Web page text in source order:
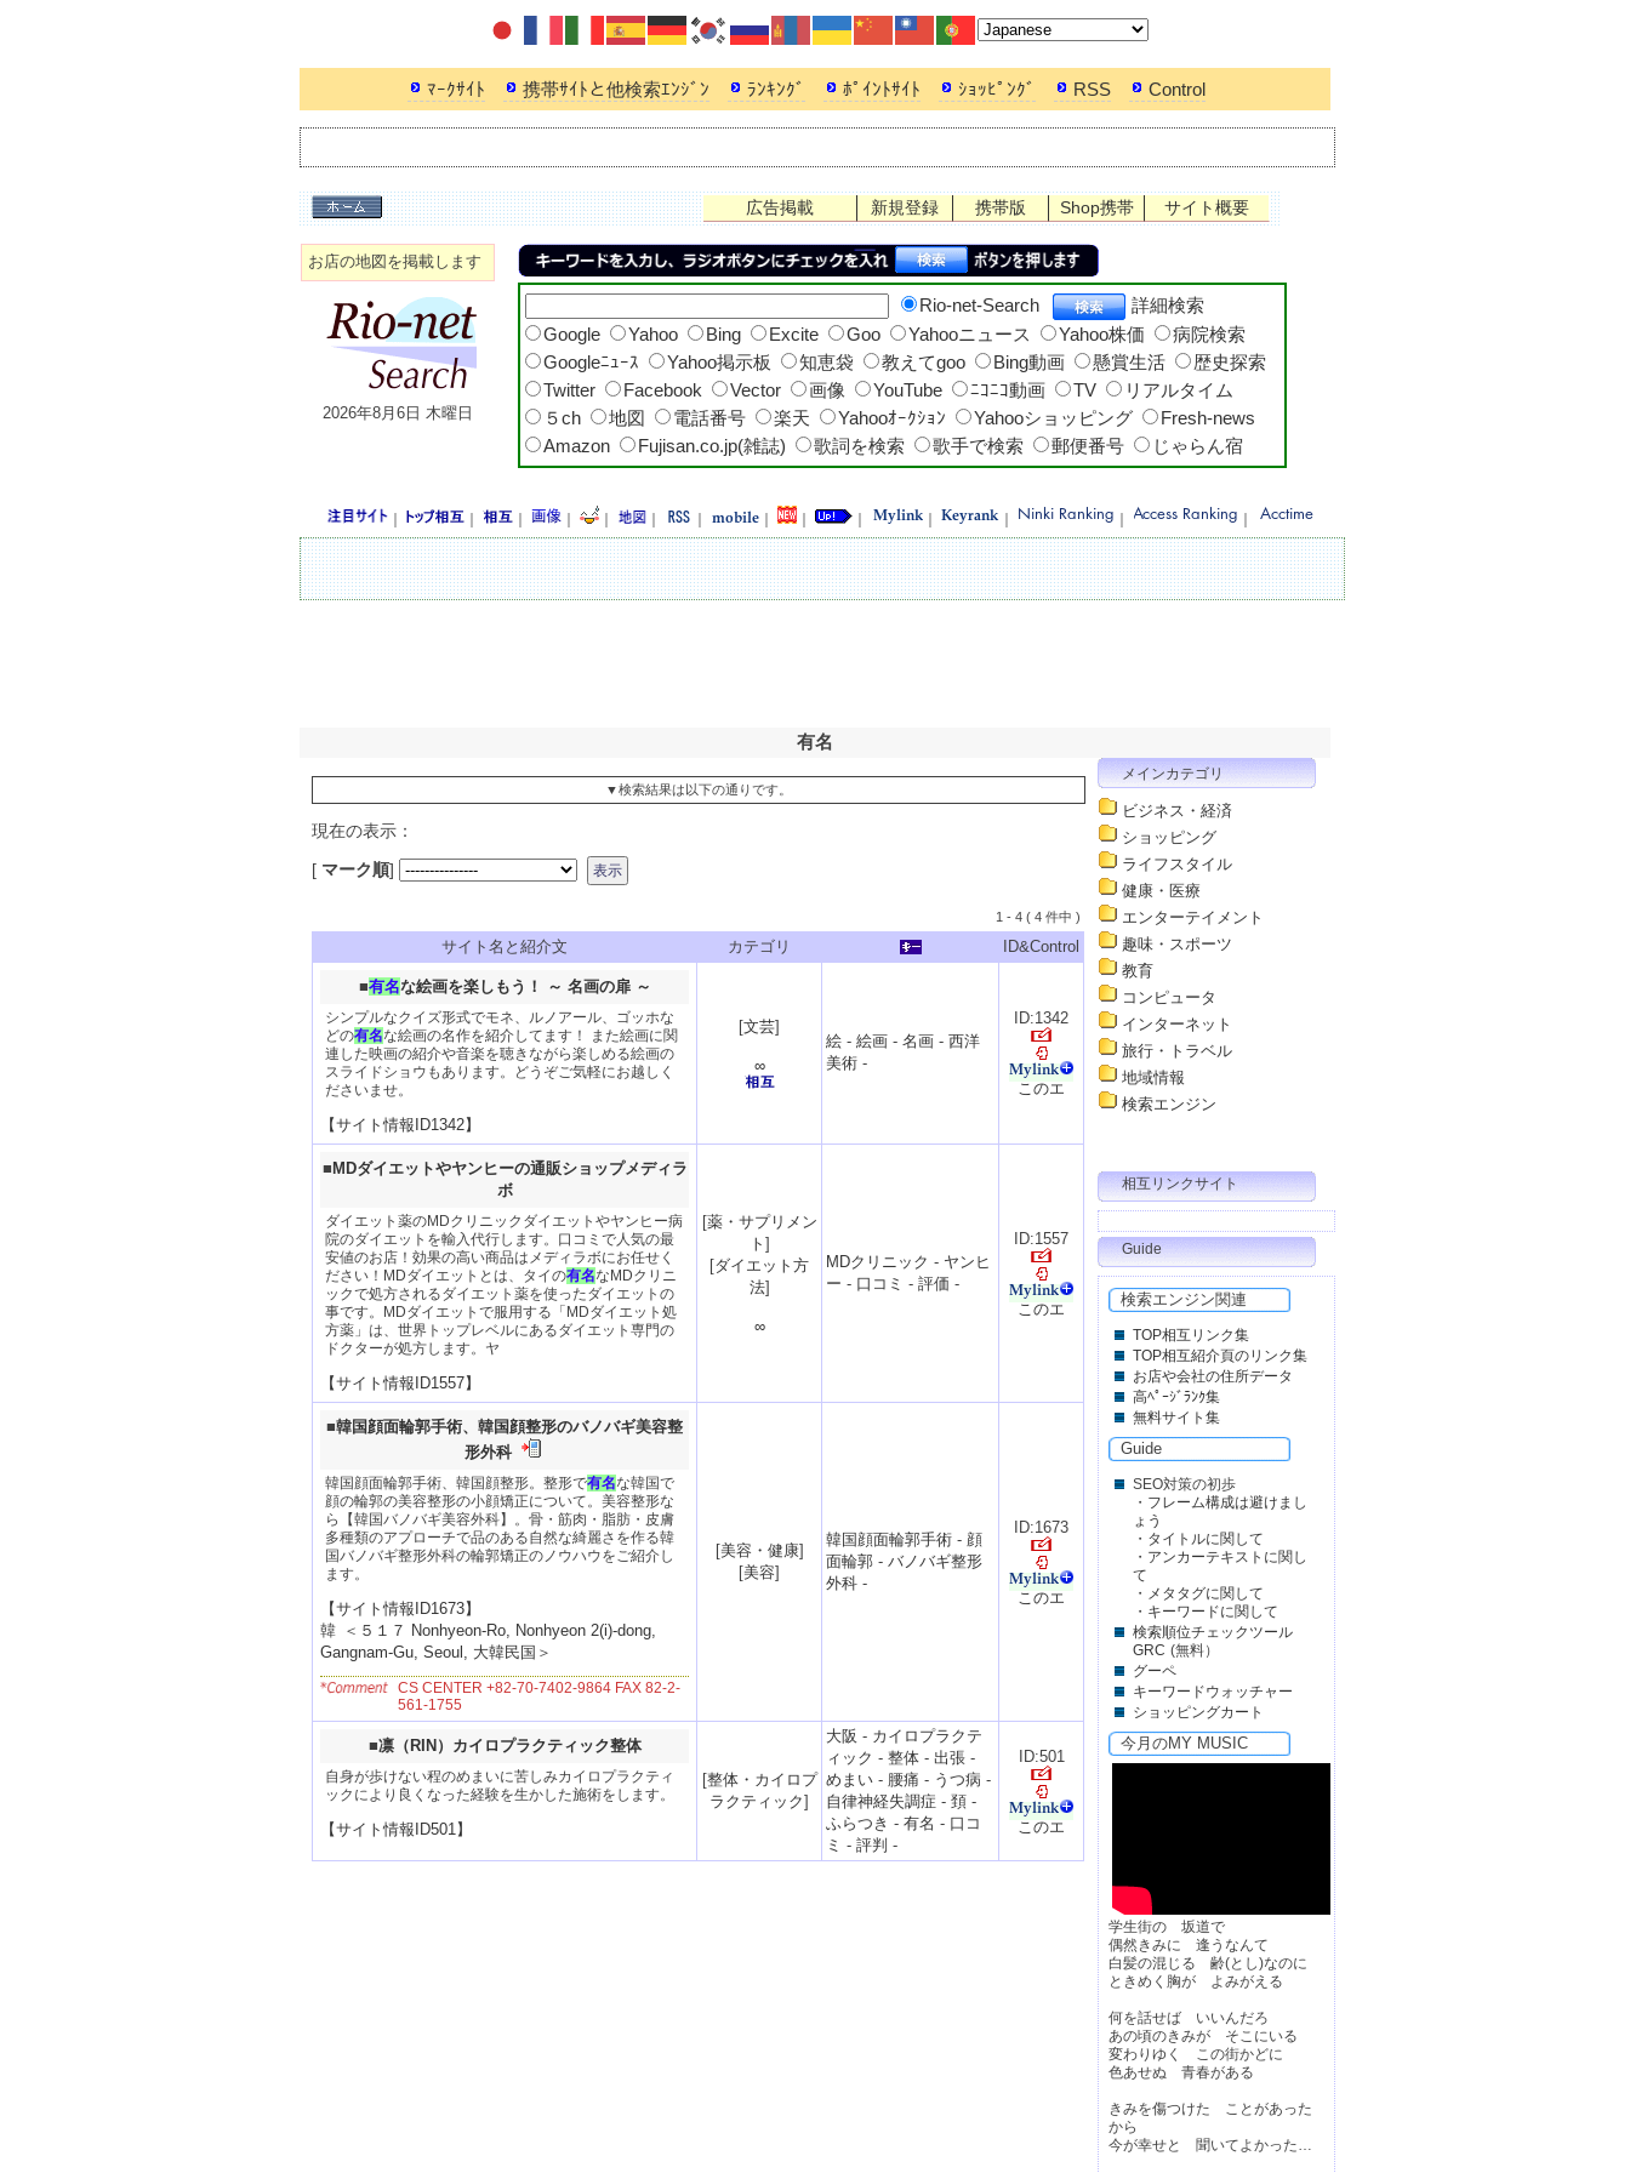
ﾏｰｸｻｲﾄ 携帯ｻｲﾄと他検索ｴﾝｼﾞﾝ ﾗﾝｷﾝｸﾞ ﾎﾟｲﾝﾄｻｲﾄ ｼｮｯﾋﾟﾝｸﾞ RSS Control
サイト概要
Shop携帯
携帯版
新規登録
広告掲載
お店の地図を掲載します
2026年8月6日 木曜日
Rio-net-Search
詳細検索
Google
Yahoo Bing Excite Goo Yahooニュース Yahoo株価
病院検索
Googleﾆｭｰｽ
Yahoo掲示板 知恵袋 教えてgoo Bing動画 懸賞生活
歴史探索
Twitter
Facebook Vector 画像 YouTube ﾆｺﾆｺ動画 TV
リアルタイム
５ch
地図 電話番号 楽天 Yahooｵｰｸｼｮﾝ Yahooショッピング
Fresh-news
Amazon
Fujisan.co.jp(雑誌) 歌詞を検索 歌手で検索 郵便番号 じゃらん宿
｜ ｜ ｜ ｜ ｜ ｜ ｜ ｜ ｜
有名
▼検索結果は以下の通りです。
現在の表示：
[ マーク順]
1 - 4 ( 4 件中 )
サイト名と紹介文 カテゴリ ID&Control
■有名な絵画を楽しもう！ ～ 名画の扉 ～
シンプルなクイズ形式でモネ、ルノアール、ゴッホな
どの有名な絵画の名作を紹介してます！ また絵画に関
連した映画の紹介や音楽を聴きながら楽しめる絵画の
スライドショウもあります。どうぞご気軽にお越しく
ださいませ。
【サイト情報ID1342】
[文芸]
∞
絵 - 絵画 - 名画 - 西洋
美術 -
ID:1342
■ MDダイエットやヤンヒーの通販ショップメディラ
ボ
ダイエット薬のMDクリニックダイエットやヤンヒー病
院のダイエットを輸入代行します。口コミで人気の最
安値のお店！効果の高い商品はメディラボにお任せく
ださい！MDダイエットとは、タイの有名なMDクリニ
ックで処方されるダイエット薬を使ったダイエットの
事です。MDダイエットで服用する「MDダイエット処
方薬」は、世界トップレベルにあるダイエット専門の
ドクターが処方します。ヤ
【サイト情報ID1557】
[薬・サプリメン
ト ]
[ダイエット方
法]
∞
MDクリニック - ヤンヒ
ー - 口コミ - 評価 -
ID:1557
■韓国顔面輪郭手術、韓国顔整形のバノバギ美容整
形外科
韓国顔面輪郭手術、韓国顔整形。整形で有名な韓国で
顔の輪郭の美容整形の小顔矯正について。美容整形な
ら【韓国バノバギ美容外科】。骨・筋肉・脂肪・皮膚
多種類のアプローチで品のある自然な綺麗さを作る韓
国バノバギ整形外科の輪郭矯正のノウハウをご紹介し
ます。
【サイト情報ID1673】
＜ ５１７ Nonhyeon-Ro, Nonhyeon 2(i)-dong,
Gangnam-Gu, Seoul, 大韓民国 ＞
CS CENTER +82-70-7402-9864 FAX 82-2-
561-1755
[美容・健康]
[美容]
韓国顔面輪郭手術 - 顔
面輪郭 - バノバギ整形
外科 -
ID:1673
■凛（RIN）カイロプラクティック整体
自身が歩けない程のめまいに苦しみカイロプラクティ
ックにより良くなった経験を生かした施術をします。
【サイト情報ID501】
[整体・カイロプ
ラクティック]
大阪 - カイロプラクテ
ィック - 整体 - 出張 -
めまい - 腰痛 - うつ病 -
自律神経失調症 - 頚 -
ふらつき - 有名 - 口コ
ミ - 評判 -
ID:501
メインカテゴリ
ビジネス・経済
ショッピング
ライフスタイル
健康・医療
エンターテイメント
趣味・スポーツ
教育
コンピュータ
インターネット
旅行・トラベル
地域情報
検索エンジン
相互リンクサイト
Guide
検索エンジン関連
TOP相互リンク集
TOP相互紹介頁のリンク集
お店や会社の住所データ
高ﾍﾟｰｼﾞﾗﾝｸ集
無料サイト集
Guide
SEO対策の初歩
・ フレーム構成は避けまし
ょう
・ タイトルに関して
・ アンカーテキストに関し
て
・ メタタグに関して
・ キーワードに関して
検索順位チェックツール
GRC (無料）
グーペ
キーワードウォッチャー
ショッピングカート
今月のMY MUSIC
学生街の 坂道で
偶然きみに 逢うなんて
白髪の混じる 齢(とし)なのに
ときめく胸が よみがえる
何を話せば いいんだろ
あの頃のきみが そこにいる
変わりゆく この街かどに
色あせぬ 青春がある
きみを傷つけた ことがあった
から
今が幸せと 聞いてよかった…